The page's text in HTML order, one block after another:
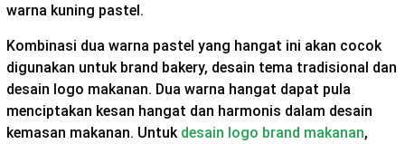
warna kuning pastel.
Kombinasi dua warna pastel yang hangat ini akan cocok
digunakan untuk brand bakery, desain tema tradisional dan
desain logo makanan. Dua warna hangat dapat pula
menciptakan kesan hangat dan harmonis dalam desain
kemasan makanan. Untuk desain logo brand makanan,